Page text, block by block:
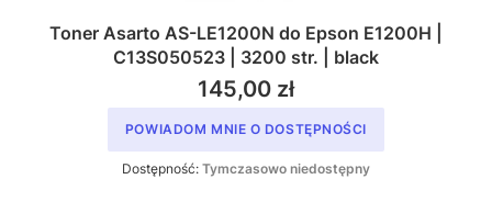
Toner Asarto AS-LE1200N do Epson E1200H |
C13S050523 | 3200 str. | black
145,00 zł
POWIADOM MNIE O DOSTĘPNOŚCI
Dostępność: Tymczasowo niedostępny